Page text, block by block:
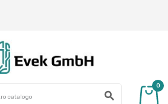
search
0